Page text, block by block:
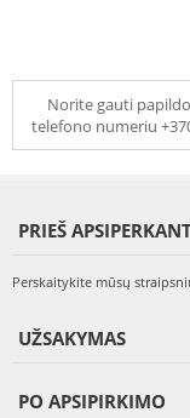
Norite gauti
telefono numeriu
PRIEŠ
Perskaitykite mūsų
UŽSAKYMAS
PO APSIPIRKIMO